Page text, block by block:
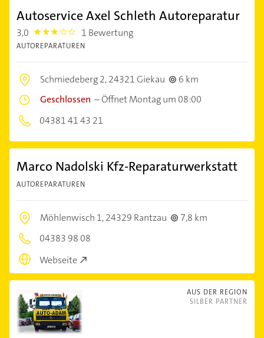
Autoservice Axel Schleth Autoreparatur
3,0 3.0 1 Bewertung
AUTOREPARATUREN
Schmiedeberg 2,24321 Giekau
6 km
Geschlossen –Öffnet Montag um 08:00
04381 41 43 21
Marco Nadolski Kfz-Reparaturwerkstatt
AUTOREPARATUREN
Möhlenwisch 1,24329 Rantzau
7,8 km
04383 98 08
Webseite
AUS DER REGION
SILBER PARTNER